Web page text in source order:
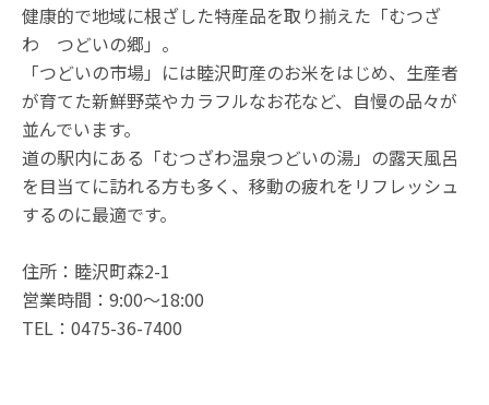
健康的で地域に根ざした特産品を取り揃えた「むつざ
わ つどいの郷」。
「つどいの市場」には睦沢町産のお米をはじめ、生産者
が育てた新鮮野菜やカラフルなお花など、自慢の品々が
並んでいます。
道の駅内にある「むつざわ温泉つどいの湯」の露天風呂
を目当てに訪れる方も多く、移動の疲れをリフレッシュ
するのに最適です。
住所：睦沢町森2-1
営業時間：9:00～18:00
TEL：0475-36-7400